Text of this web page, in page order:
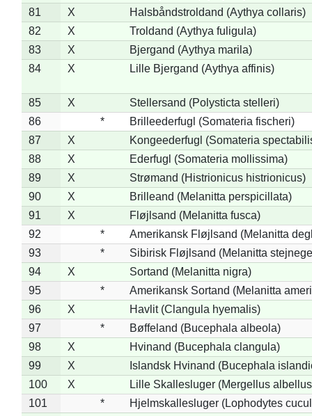
81
X
Halsbåndstroldand (Aythya collaris)
82
X
Troldand (Aythya fuligula)
83
X
Bjergand (Aythya marila)
84
X Lille Bjergand (Aythya affinis)
85 X
Stellersand (Polysticta stelleri)
86
*
Brilleederfugl (Somateria fischeri)
87
X
Kongeederfugl (Somateria
88
X
Ederfugl (Somateria mollissima)
89
X
Strømand (Histrionicus histrionicus)
90
X
Brilleand (Melanitta perspicillata)
91
X
Fløjlsand (Melanitta fusca)
92
*
Amerikansk Fløjlsand (Melanitta
93
*
Sibirisk Fløjlsand (Melanitta
94
X
Sortand (Melanitta nigra)
95
*
Amerikansk Sortand (Melanitta
96
X
Havlit (Clangula hyemalis)
97
*
Bøffeland (Bucephala albeola)
98
X
Hvinand (Bucephala clangula)
99
X
Islandsk Hvinand (Bucephala
100
X
Lille Skallesluger (Mergellus
101
*
Hjelmskallesluger (Lophodytes